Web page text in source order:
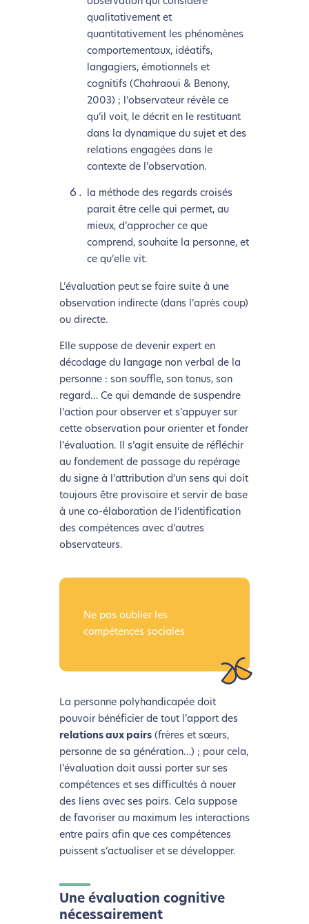
qualitativement et
quantitativement les phénomènes
comportementaux, idéatifs,
langagiers, émotionnels et
cognitifs (Chahraoui & Benony,
2003) ; l’observateur révèle ce
qu’il voit, le décrit en le restituant
dans la dynamique du sujet et des
relations engagées dans le
contexte de l’observation.
la méthode des regards croisés
parait être celle qui permet, au
mieux, d’approcher ce que
comprend, souhaite la personne, et
ce qu’elle vit.
L’évaluation peut se faire suite à une
observation indirecte (dans l’après coup)
ou directe.
Elle suppose de devenir expert en
décodage du langage non verbal de la
personne : son souffle, son tonus, son
regard… Ce qui demande de suspendre
l’action pour observer et s’appuyer sur
cette observation pour orienter et fonder
l’évaluation. Il s’agit ensuite de réfléchir
au fondement de passage du repérage
du signe à l’attribution d’un sens qui doit
toujours être provisoire et servir de base
à une co-élaboration de l’identification
des compétences avec d’autres
observateurs.
Ne pas oublier les
compétences sociales
La personne polyhandicapée doit
pouvoir bénéficier de tout l’apport des
relations aux pairs(frères et sœurs,
personne de sa génération…) ; pour cela,
l’évaluation doit aussi porter sur ses
compétences et ses difficultés à nouer
des liens avec ses pairs. Cela suppose
de favoriser au maximum les interactions
entre pairs afin que ces compétences
puissent s’actualiser et se développer.
Une évaluation cognitive
nécessairement